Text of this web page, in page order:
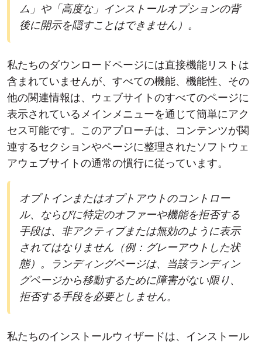
ム」や「高度な」インストールオプションの背
後に開示を隠すことはできません）。
私たちのダウンロードページには直接機能リストは
含まれていませんが、すべての機能、機能性、その
他の関連情報は、ウェブサイトのすべてのページに
表示されているメインメニューを通じて簡単にアク
セス可能です。このアプローチは、コンテンツが関
連するセクションやページに整理されたソフトウェ
アウェブサイトの通常の慣行に従っています。
オプトインまたはオプトアウトのコントロー
ル、ならびに特定のオファーや機能を拒否する
手段は、非アクティブまたは無効のように表示
されてはなりません（例：グレーアウトした状
態）。ランディングページは、当該ランディン
グページから移動するために障害がない限り、
拒否する手段を必要としません。
私たちのインストールウィザードは、インストール